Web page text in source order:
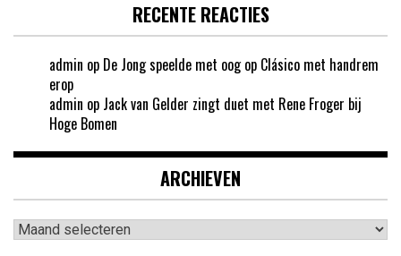
RECENTE REACTIES
admin op De Jong speelde met oog op Clásico met handrem
erop
admin op Jack van Gelder zingt duet met Rene Froger bij
Hoge Bomen
ARCHIEVEN
Archieven